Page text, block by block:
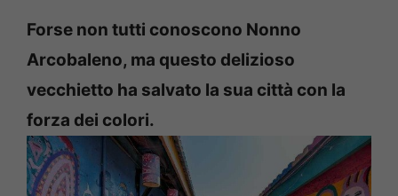
Forse non tutti conoscono Nonno
Arcobaleno, ma questo delizioso
vecchietto ha salvato la sua città con la
forza dei colori.